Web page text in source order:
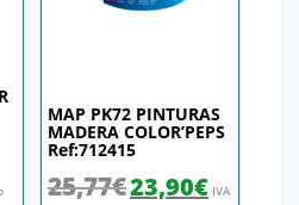
era: 2,68€.
actual es: 2,41€.
MAP PK72 PINTURAS
MADERA COLOR’PEPS
Ref:712415
25,77€El precio original era:
23,90€El precio
IVA